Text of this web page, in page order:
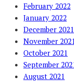
February 2022
January 2022
December 2021
November
October 2021
September
August 2021